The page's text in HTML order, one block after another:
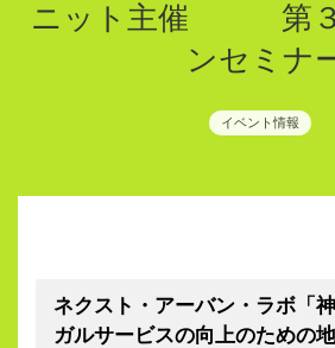
ニット主催 第３
ンセミナ
イベント情報
ネクスト・アーバン・ラボ「
ガルサービスの向上のための